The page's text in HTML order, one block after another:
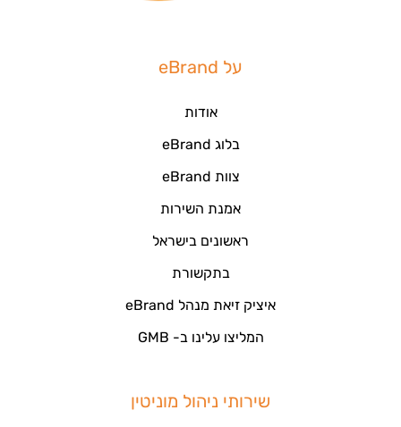
על eBrand
אודות
בלוג eBrand
צוות eBrand
אמנת השירות
ראשונים בישראל
בתקשורת
איציק זיאת מנהל eBrand
המליצו עלינו ב- GMB
שירותי ניהול מוניטין